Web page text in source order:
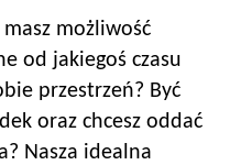
możliwość
od jakiegoś czasu
przestrzeń? Być
oraz chcesz oddać
Nasza idealna